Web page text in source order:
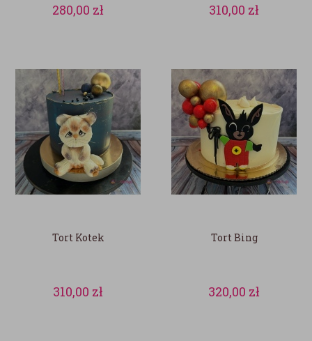
280,00 zł 310,00 zł
Tort Kotek
310,00 zł
Tort Bing
320,00 zł